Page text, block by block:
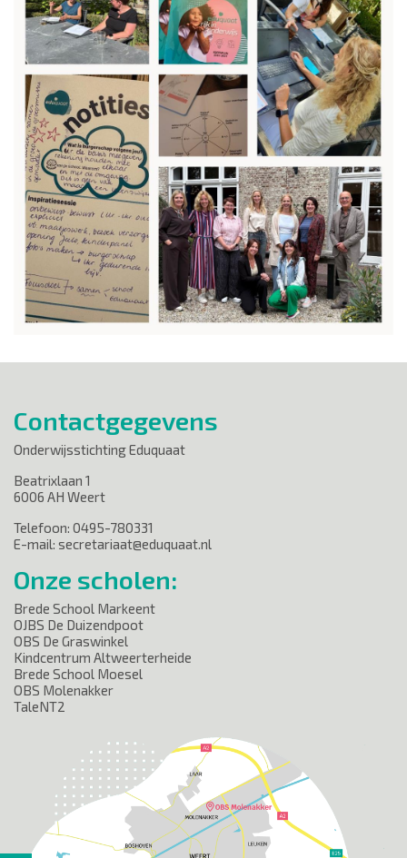
Contactgegevens
Onderwijsstichting Eduquaat
Beatrixlaan 1
6006 AH Weert
Telefoon: 0495-780331
E-mail: secretariaat@eduquaat.nl
Onze scholen:
Brede School Markeent
OJBS De Duizendpoot
OBS De Graswinkel
Kindcentrum Altweerterheide
Brede School Moesel
OBS Molenakker
TaleNT2